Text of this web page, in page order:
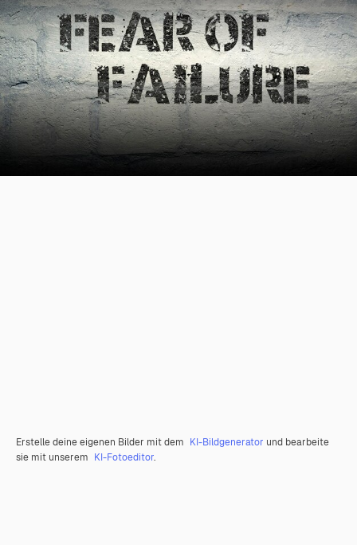
Erstelle deine eigenen Bilder mit dem KI-Bildgenerator und bearbeite
sie mit unserem KI-Fotoeditor.